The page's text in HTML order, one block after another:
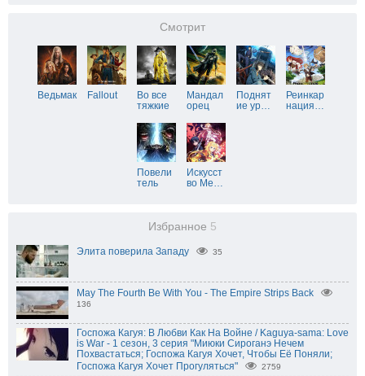
Смотрит
Ведьмак Fallout
Во все
тяжкие
Мандал
орец
Поднят
ие ур…
Реинкар
нация…
Повели
тель
Искусст
во Ме…
Избранное 5
Элита поверила Западу 35
May The Fourth Be With You - The Empire Strips Back
136
Госпожа Кагуя: В Любви Как На Войне / Kaguya-sama: Love
is War - 1 сезон, 3 серия "Миюки Сироганэ Нечем
Похвастаться; Госпожа Кагуя Хочет, Чтобы Её Поняли;
Госпожа Кагуя Хочет Прогуляться"
2759